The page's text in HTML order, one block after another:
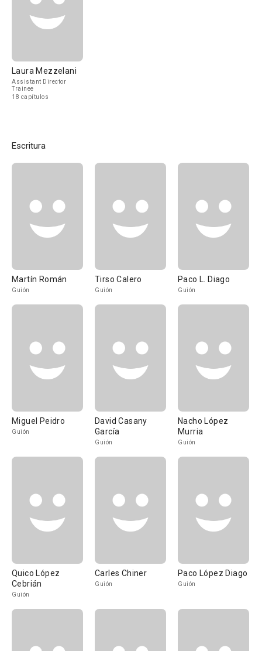
Laura Mezzelani
Assistant Director
Trainee
18 capítulos
Escritura
Martín Román
Guión
Tirso Calero
Guión
Paco L. Diago
Guión
Miguel Peidro
Guión
David Casany
García
Guión
Nacho López
Murria
Guión
Quico López
Cebrián
Guión
Carles Chiner
Guión
Paco López Diago
Guión